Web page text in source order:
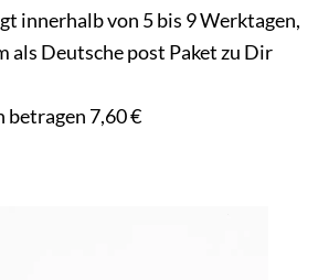
innerhalb von 5 bis 9 Werktagen,
als Deutsche post Paket zu Dir
betragen 7,60 €